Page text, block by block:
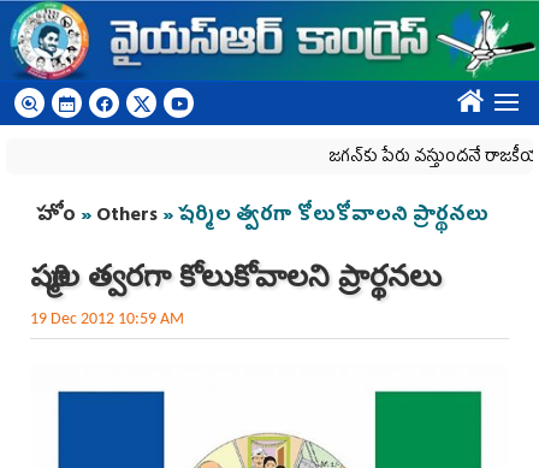
Skip to main content
????
జగన్‌కు పేరు వస్తుందనే రాజకీయ కక్షతో
You are here
హోం »Others» షర్మిల త్వరగా కోలుకోవాలని ప్రార్థనలు
షర్మిల త్వరగా కోలుకోవాలని ప్రార్థనలు
19 Dec 2012 10:59 AM